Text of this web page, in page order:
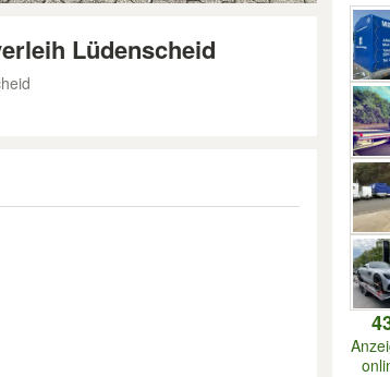
Lüdenscheid